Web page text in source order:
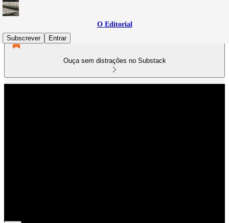
O Editorial
Subscrever
Entrar
Ouça sem distrações no Substack